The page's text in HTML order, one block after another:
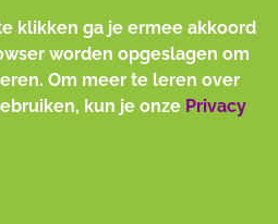
klikken ga je ermee akkoord
worden opgeslagen om
Om meer te leren over
kun je onze Privacy
3 t/m 8
OPEN